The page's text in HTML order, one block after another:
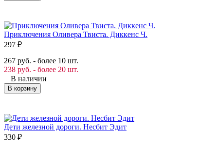
Приключения Оливера Твиста. Диккенс Ч.
297 ₽
267 руб. - более 10 шт.
238 руб. - более 20 шт.
В наличии
В корзину
Дети железной дороги. Несбит Эдит
330 ₽